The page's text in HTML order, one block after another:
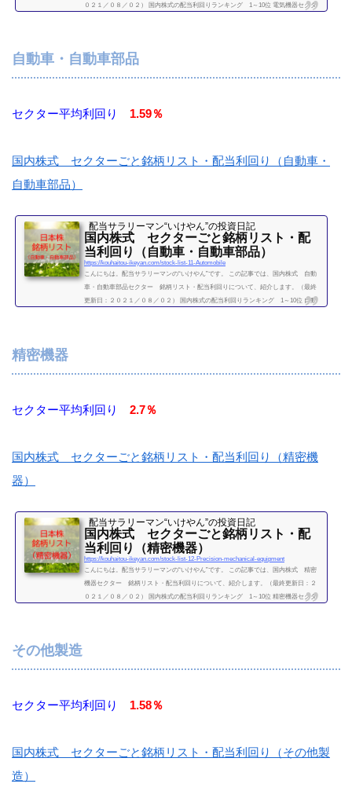
０２１／０８／０２） 国内株式の配当利回りランキング 1～10位 電気機器セクタ
ユアサ コーポレーション28.61.756...
続きを読む
自動車・自動車部品
セクター平均利回り 1.59％
国内株式 セクターごと銘柄リスト・配当利回り（自動車・
自動車部品）
配当サラリーマン“いけやん”の投資日記 ​
国内株式 セクターごと銘柄リスト・配
当利回り（自動車・自動車部品）
https://kouhaitou-ikeyan.com/stock-list-11-Automobile
こんにちは。配当サラリーマンの“いけやん”です。 この記事では、国内株式 自動
車・自動車部品セクター 銘柄リスト・配当利回りについて、紹介します。（最終
更新日：２０２１／０８／０２） 国内株式の配当利回りランキング 1～10位 自動
続きを読む
精密機器
セクター平均利回り 2.7％
国内株式 セクターごと銘柄リスト・配当利回り（精密機
器）
配当サラリーマン“いけやん”の投資日記 ​
国内株式 セクターごと銘柄リスト・配
当利回り（精密機器）
https://kouhaitou-ikeyan.com/stock-list-12-Precision-mechanical-equipment
こんにちは。配当サラリーマンの“いけやん”です。 この記事では、国内株式 精密
機器セクター 銘柄リスト・配当利回りについて、紹介します。（最終更新日：２
０２１／０８／０２） 国内株式の配当利回りランキング 1～10位 精密機器セクタ
続きを読む
その他製造
セクター平均利回り 1.58％
国内株式 セクターごと銘柄リスト・配当利回り（その他製
造）